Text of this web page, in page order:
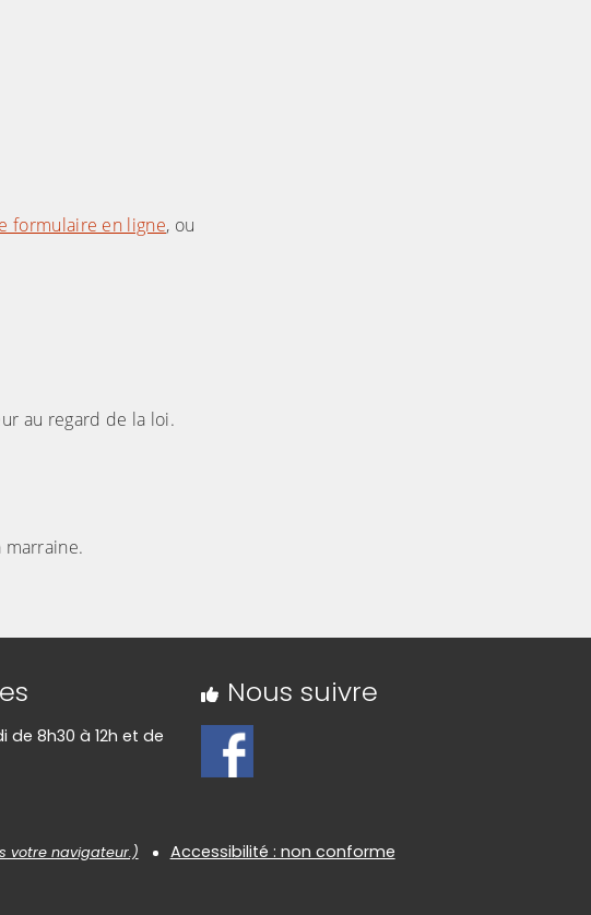
formulaire en ligne, ou
au regard de la loi.
de 8h30 à 12h et de
Nous suivre
votre navigateur.)
Accessibilité : non conforme